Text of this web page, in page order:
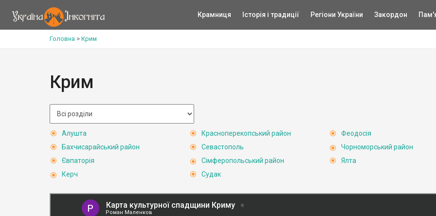
Крамниця Історія і традиції Регіони України Закордон
Головна > Крим
Крим
Алушта
Бахчисарайський район
Євпаторія
Керч
Красноперекопський район
Севастополь
Сімферопольський район
Судак
Феодосія
Чорноморський район
Ялта